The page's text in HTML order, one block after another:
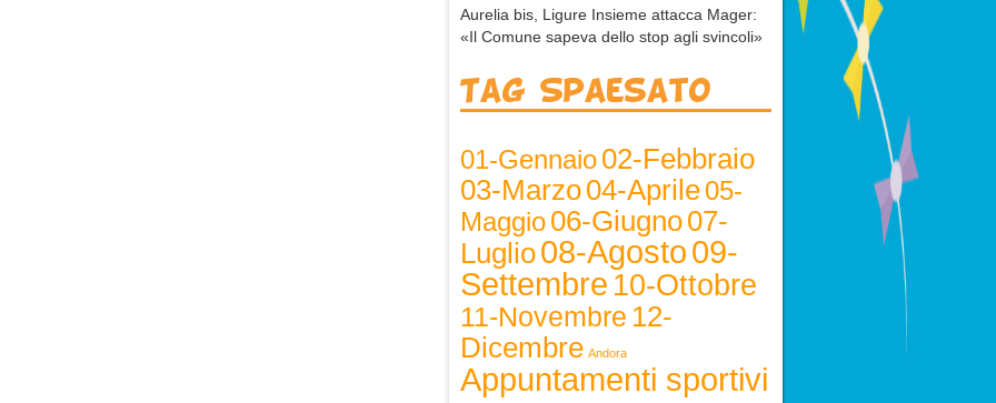
Aurelia bis, Ligure Insieme attacca Mager:
«Il Comune sapeva dello stop agli svincoli»
Tag Spaesato
01-Gennaio02-Febbraio
03-Marzo04-Aprile05-
Maggio06-Giugno07-
Luglio08-Agosto09-
Settembre 10-Ottobre
11-Novembre 12-
Dicembre Andora
Appuntamenti sportivi